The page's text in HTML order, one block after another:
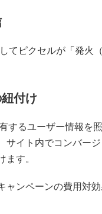
てピクセルが「発火
付け
するユーザー情報を
サイト内でコンバー
ます。
ャンペーンの費用対